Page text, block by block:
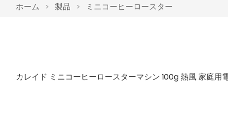
ホーム > 製品 > ミニコーヒーロースター
カレイド ミニコーヒーロースターマシン 100g 熱風 家庭